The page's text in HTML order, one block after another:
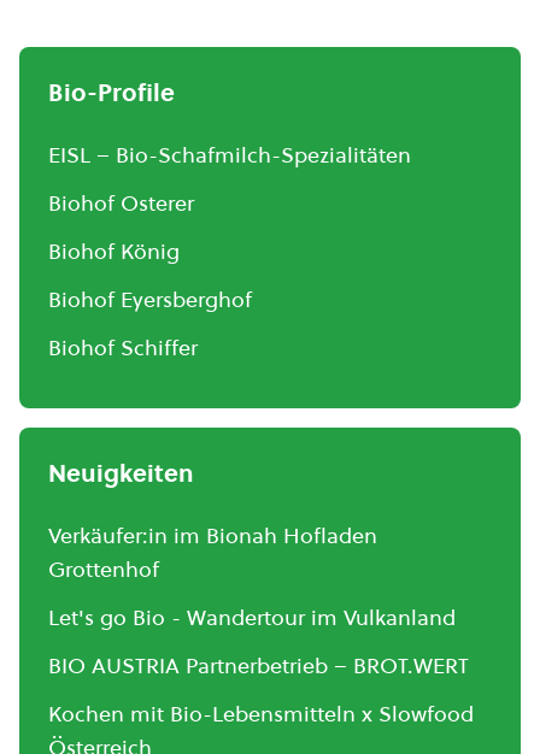
Bio-Profile
EISL – Bio-Schafmilch-Spezialitäten
Biohof Osterer
Biohof König
Biohof Eyersberghof
Biohof Schiffer
Neuigkeiten
Verkäufer:in im Bionah Hofladen
Grottenhof
Let's go Bio - Wandertour im Vulkanland
BIO AUSTRIA Partnerbetrieb – BROT.WERT
Kochen mit Bio-Lebensmitteln x Slowfood
Österreich